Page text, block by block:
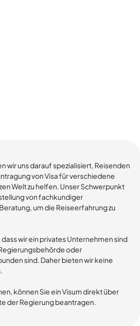
wir uns darauf spezialisiert, Reisenden
von Visa für verschiedene
Welt zu helfen. Unser Schwerpunkt
von fachkundiger
um die Reiseerfahrung zu
wir ein privates Unternehmen sind
oder
sind. Daher bieten wir keine
können Sie ein Visum direkt über
der Regierung beantragen.